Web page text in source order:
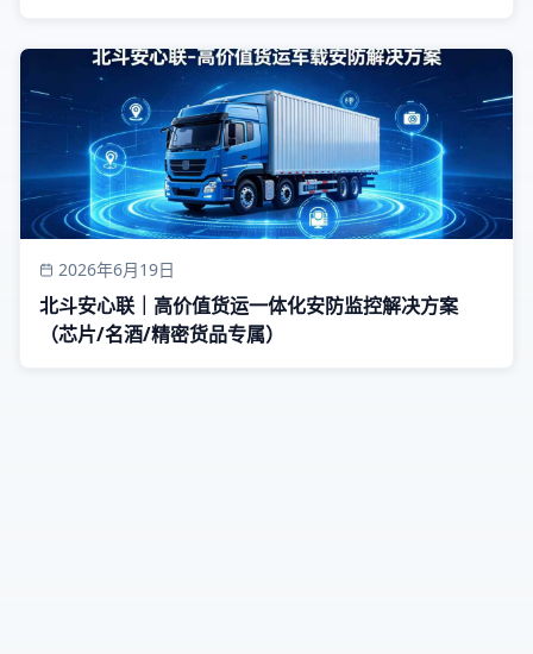
2026年6月19日
北斗安心联｜高价值货运一体化安防监控解决方案
（芯片/名酒/精密货品专属）